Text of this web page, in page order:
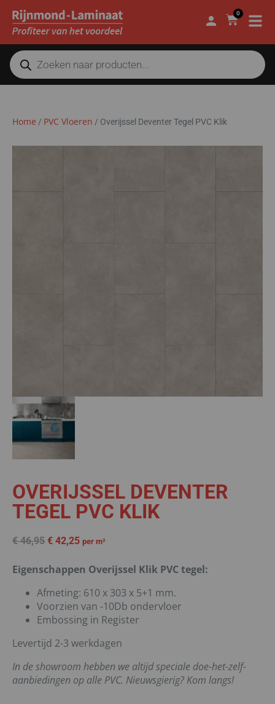
0
Home / PVC Vloeren / Overijssel Deventer Tegel PVC Klik
OVERIJSSEL DEVENTER
TEGEL PVC KLIK
€46,95 € 42,25 per m²
Eigenschappen Overijssel Klik PVC tegel:
Afmeting: 610 x 303 x 5+1 mm.
Voorzien van -10Db ondervloer
Embossing in Register
Levertijd 2-3 werkdagen
In de showroom hebben we altijd speciale doe-het-zelf-
aanbiedingen op alle PVC. Nieuwsgierig? Kom langs!